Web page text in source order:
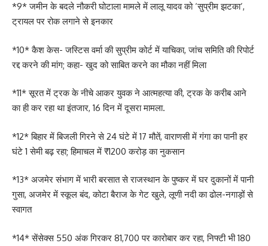
*9* जमीन के बदले नौकरी घोटाला मामले में लालू यादव को ‘सुप्रीम झटका’,
ट्रायल पर रोक लगाने से इनकार
*10* कैश केस- जस्टिस वर्मा की सुप्रीम कोर्ट में याचिका, जांच समिति की रिपोर्ट
रद्द करने की मांग; कहा- खुद को साबित करने का मौका नहीं मिला
*11* सूरत में ट्रक के नीचे आकर युवक ने आत्महत्या की, ट्रक के करीब आने
का ही कर रहा था इंतजार, 16 दिन में दूसरा मामला.
*12* बिहार में बिजली गिरने से 24 घंटे में 17 मौतें, वाराणसी में गंगा का पानी हर
घंटे 1 सेमी बढ़ रहा; हिमाचल में ₹1200 करोड़ का नुकसान
*13* अजमेर संभाग में भारी बरसात से राजस्थान के पुष्कर में घर दुकानों में पानी
गुसा, अजमेर में स्कूल बंद, कोटा बैराज के गेट खुले, लूणी नदी का ढोल-नगाड़ों से
स्वागत
*14* सेंसेक्स 550 अंक गिरकर 81,700 पर कारोबार कर रहा, निफ्टी भी 180